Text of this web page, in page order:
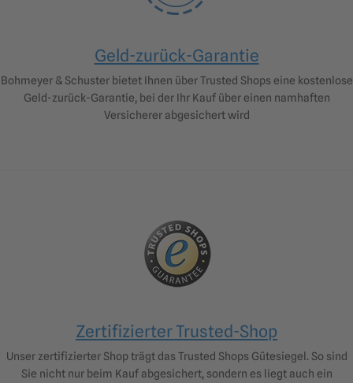
Geld-zurück-Garantie
Bohmeyer & Schuster bietet Ihnen über Trusted Shops eine kostenlose
Geld-zurück-Garantie, bei der Ihr Kauf über einen namhaften
Versicherer abgesichert wird
Zertifizierter Trusted-Shop
Unser zertifizierter Shop trägt das Trusted Shops Gütesiegel. So sind
Sie nicht nur beim Kauf abgesichert, sondern es liegt auch ein